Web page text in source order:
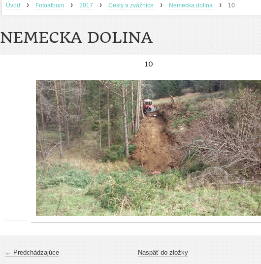
Úvod › Fotoalbum › 2017 › Cesty a zvážnice › Nemecka dolina › 10
NEMECKA DOLINA
10
← Predchádzajúce Naspäť do zložky